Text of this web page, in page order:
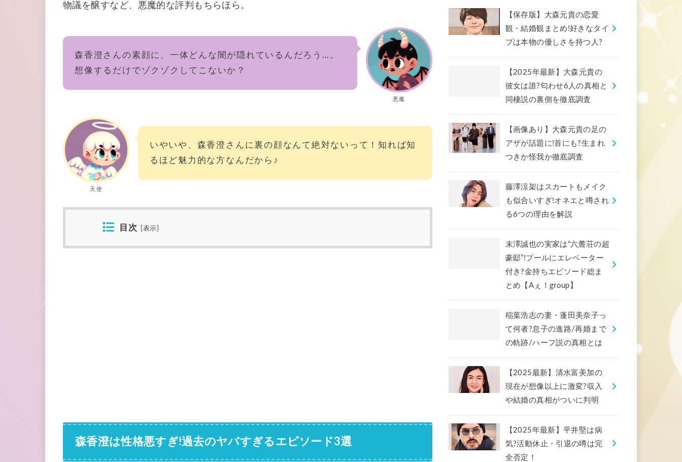
物議を醸すなど、悪魔的な評判もちらほら。
悪魔
森香澄さんの素顔に、一体どんな闇が隠れているんだろう…。
想像するだけでゾクゾクしてこないか？
天使
いやいや、森香澄さんに裏の顔なんて絶対ないって！知れば知
るほど魅力的な方なんだから♪
目次 表示
森香澄は性格悪すぎ!過去のヤバすぎるエピソード3選
【保存版】大森元貴の恋愛
観・結婚観まとめ!好きなタイ
プは本物の優しさを持つ人?
【2025年最新】大森元貴の
彼女は誰?匂わせ6人の真相と
同棲説の裏側を徹底調査
【画像あり】大森元貴の足の
アザが話題に!首にも?生まれ
つきか怪我か徹底調査
藤澤涼架はスカートもメイク
も似合いすぎ!オネエと噂され
る6つの理由を解説
末澤誠也の実家は“六麓荘の超
豪邸”!プールにエレベーター
付き?金持ちエピソード総ま
とめ【Aぇ！group】
稲葉浩志の妻・蓬田美奈子っ
て何者?息子の進路/再婚まで
の軌跡/ハーフ説の真相とは
【2025最新】清水富美加の
現在が想像以上に激変?収入
や結婚の真相がついに判明
【2025年最新】平井堅は病
気?活動休止・引退の噂は完
全否定！